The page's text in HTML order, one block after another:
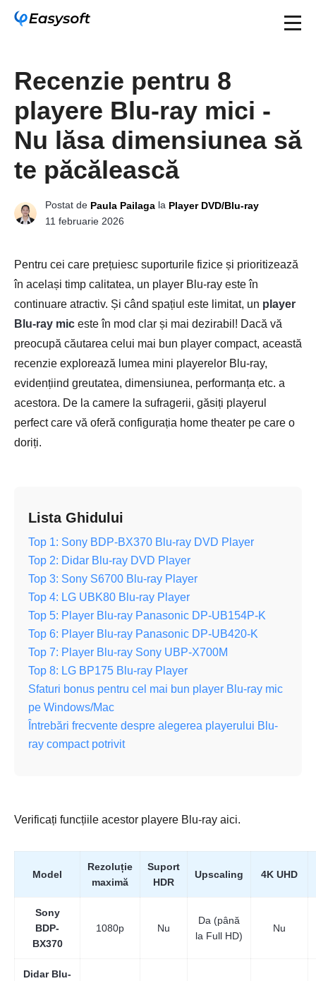
Recenzie pentru 8
playere Blu-ray mici -
Nu lăsa dimensiunea să
te păcălească
Postat de Paula Pailaga la Player DVD/Blu-ray
11 februarie 2026
Pentru cei care prețuiesc suporturile fizice și prioritizează
în același timp calitatea, un player Blu-ray este în
continuare atractiv. Și când spațiul este limitat, un player
Blu-ray mic este în mod clar și mai dezirabil! Dacă vă
preocupă căutarea celui mai bun player compact, această
recenzie explorează lumea mini playerelor Blu-ray,
evidențiind greutatea, dimensiunea, performanța etc. a
acestora. De la camere la sufragerii, găsiți playerul
perfect care vă oferă configurația home theater pe care o
doriți.
Lista Ghidului
Top 1: Sony BDP-BX370 Blu-ray DVD Player
Top 2: Didar Blu-ray DVD Player
Top 3: Sony S6700 Blu-ray Player
Top 4: LG UBK80 Blu-ray Player
Top 5: Player Blu-ray Panasonic DP-UB154P-K
Top 6: Player Blu-ray Panasonic DP-UB420-K
Top 7: Player Blu-ray Sony UBP-X700M
Top 8: LG BP175 Blu-ray Player
Sfaturi bonus pentru cel mai bun player Blu-ray mic
pe Windows/Mac
Întrebări frecvente despre alegerea playerului Blu-
ray compact potrivit
Verificați funcțiile acestor playere Blu-ray aici.
Model
Rezoluție
maximă
Suport
HDR
Upscaling 4K UHD
Sony
BDP-
BX370
1080p Nu
Da (până
la Full HD)
Nu
Didar Blu-